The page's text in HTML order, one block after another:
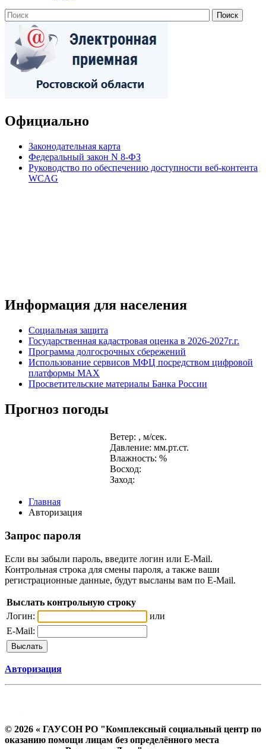
Официально
Законодательная карта
Федеральный закон N 8-ФЗ
Руководство по обеспечению доступности веб-контента
WCAG
Информация для населения
Социальная защита
Государственная кадастровая оценка в 2026-2027г.г.
Программа долгосрочных сбережений
Использование сервисов МФЦ посредством цифровой
платформы MAX
Просветительские материалы Банка России
Прогноз погоды
Ветер: , м/сек.
Давление: мм.рт.ст.
Влажность: %
Восход:
Заход:
Главная
Авторизация
Запрос пароля
Если вы забыли пароль, введите логин или E-Mail.
Контрольная строка для смены пароля, а также ваши
регистрационные данные, будут высланы вам по E-Mail.
Выслать контрольную строку
Логин:
или
E-Mail:
Авторизация
© 2026 « ГАУСОН РО "Комплексный социальный центр по
оказанию помощи лицам без определённого места